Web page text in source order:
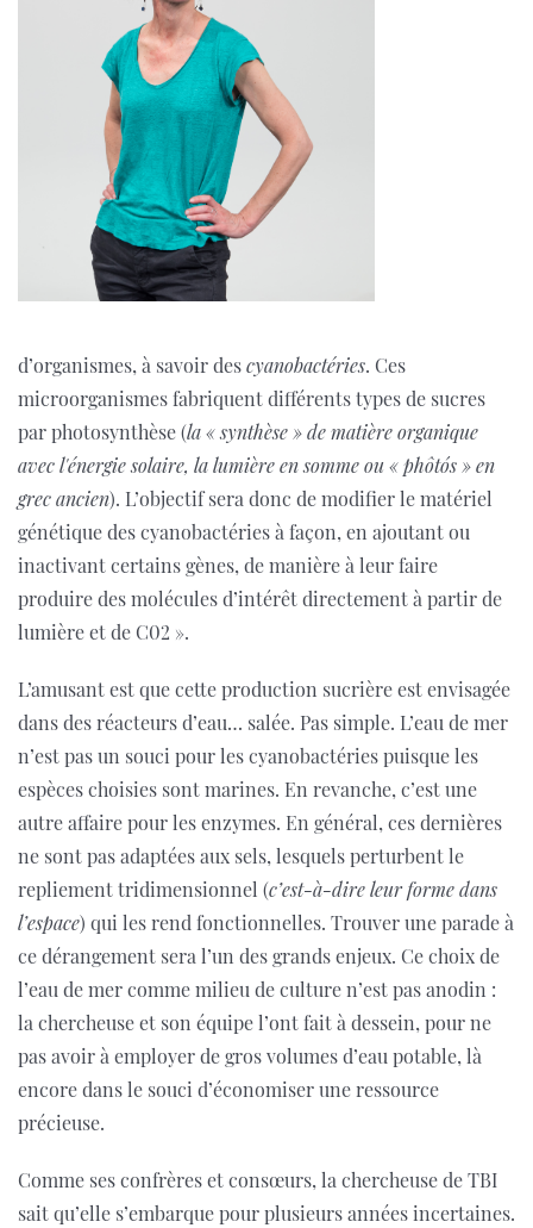
d’organismes, à savoir descyanobactéries. Ces
microorganismes fabriquent différents types de sucres
par photosynthèse (la« synthèse » de matière organique
avec l'énergie solaire, la lumière en somme ou « phôtós » en
grec ancien). L’objectif sera donc de modifier le matériel
génétique des cyanobactéries à façon, en ajoutant ou
inactivant certains gènes, de manière à leur faire
produire des molécules d’intérêt directement à partir de
lumière et de C02 ».
L’amusant est que cette production sucrière est envisagée
dans des réacteurs d’eau… salée. Pas simple. L’eau de mer
n’est pas un souci pour les cyanobactéries puisque les
espèces choisies sont marines. En revanche, c’est une
autre affaire pour les enzymes. En général, ces dernières
ne sont pas adaptées aux sels, lesquels perturbent le
repliement tridimensionnel (c’est-à-dire leur forme dans
l’espace) qui les rend fonctionnelles. Trouver une parade à
ce dérangement sera l’un des grands enjeux. Ce choix de
l’eau de mer comme milieu de culture n’est pas anodin :
la chercheuse et son équipe l’ont fait à dessein, pour ne
pas avoir à employer de gros volumes d’eau potable, là
encore dans le souci d’économiser une ressource
précieuse.
Comme ses confrères et consœurs, la chercheuse de TBI
sait qu’elle s’embarque pour plusieurs années incertaines.